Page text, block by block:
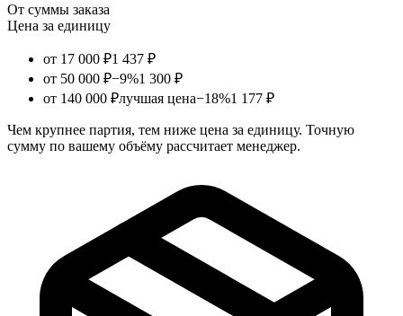
От суммы заказа
Цена за единицу
от 17 000 ₽1 437 ₽
от 50 000 ₽−9%1 300 ₽
от 140 000 ₽лучшая цена−18%1 177 ₽
Чем крупнее партия, тем ниже цена за единицу. Точную
сумму по вашему объёму рассчитает менеджер.